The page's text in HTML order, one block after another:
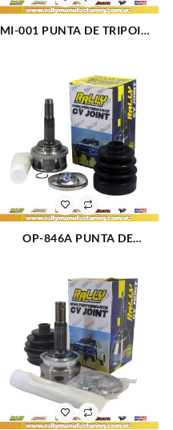
MI-001 PUNTA DE TRIPOIDE
OP-846A PUNTA DE